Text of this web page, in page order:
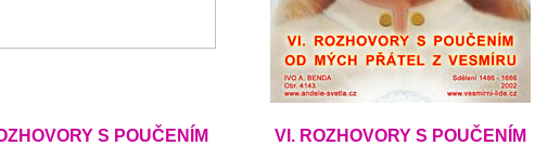
S POUČENÍM
VI. ROZHOVORY S POUČENÍM